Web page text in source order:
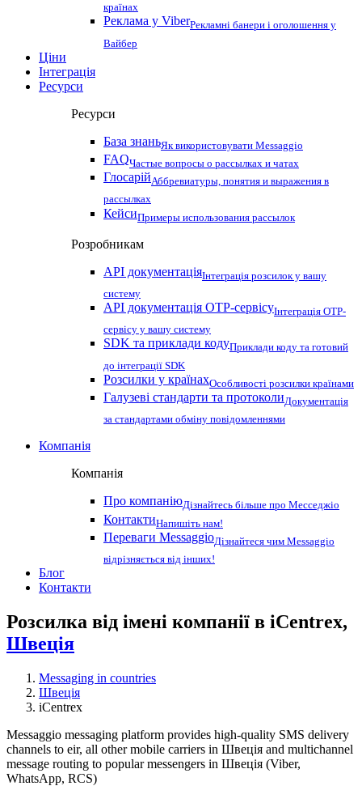
країнах
Реклама у ViberРекламні банери і оголошення у
Вайбер
Ціни
Інтеграція
Ресурси
Ресурси
База знаньЯк використовувати Messaggio
FAQЧастые вопросы о рассылках и чатах
ГлосарійАббревиатуры, понятия и выражения в
рассылках
КейсиПримеры использования рассылок
Розробникам
API документаціяІнтеграція розсилок у вашу
систему
API документація OTP-сервісуІнтеграція OTP-
сервісу у вашу систему
SDK та приклади кодуПриклади коду та готовий
до інтеграції SDK
Розсилки у країнахОсобливості розсилки країнами
Галузеві стандарти та протоколиДокументація
за стандартами обміну повідомленнями
Компанія
Компанія
Про компаніюДізнайтесь більше про Месседжіо
КонтактиНапишіть нам!
Переваги MessaggioДізнайтеся чим Messaggio
відрізняється від інших!
Блог
Контакти
Розсилка від імені компанії в iCentrex,
Швеція
Messaging in countries
Швеція
iCentrex
Messaggio messaging platform provides high-quality SMS delivery
channels to eir, all other mobile carriers in Швеція and multichannel
message routing to popular messengers in Швеція (Viber,
WhatsApp, RCS)